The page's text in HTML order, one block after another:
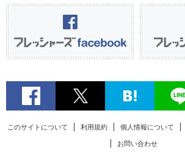
このサイトについて 利用規約 個人情報について
お問い合わせ